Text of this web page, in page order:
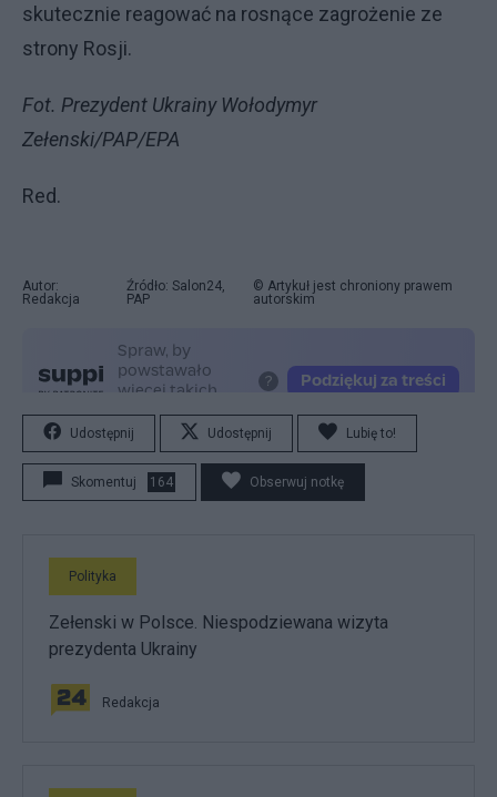
skutecznie reagować na rosnące zagrożenie ze
strony Rosji.
Fot. Prezydent Ukrainy Wołodymyr
Zełenski/PAP/EPA
Red.
Autor:
Redakcja
Źródło: Salon24,
PAP
© Artykuł jest chroniony prawem
autorskim
Udostępnij Udostępnij Lubię to!
Skomentuj 164 Obserwuj notkę
Polityka
Zełenski w Polsce. Niespodziewana wizyta
prezydenta Ukrainy
Redakcja